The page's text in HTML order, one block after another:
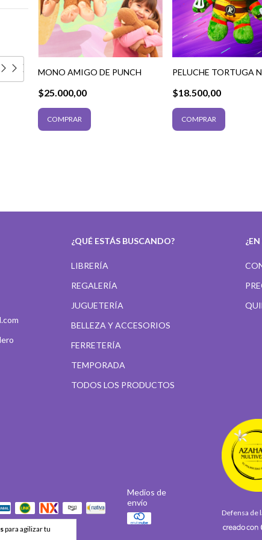
para agilizar tu
MONO AMIGO DE PUNCH
$25.000,00
PELUCHE TORTUGA
$18.500,00
¿QUÉ ESTÁS BUSCANDO?
LIBRERÍA
REGALERÍA
JUGUETERÍA
BELLEZA Y ACCESORIOS
FERRETERÍA
TEMPORADA
TODOS LOS PRODUCTOS
Medios de
envío
Defensa de